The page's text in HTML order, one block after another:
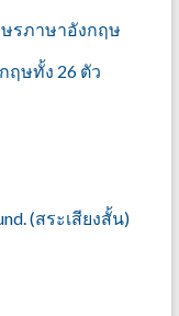
รภาษาอังกฤษ
ฤษทั้ง 26 ตัว
(สระเสียงสั้น)